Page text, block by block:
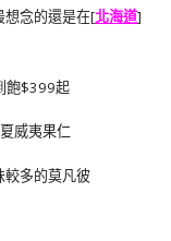
想念的還是在[北海道]
威夷果仁
較多的莫凡彼